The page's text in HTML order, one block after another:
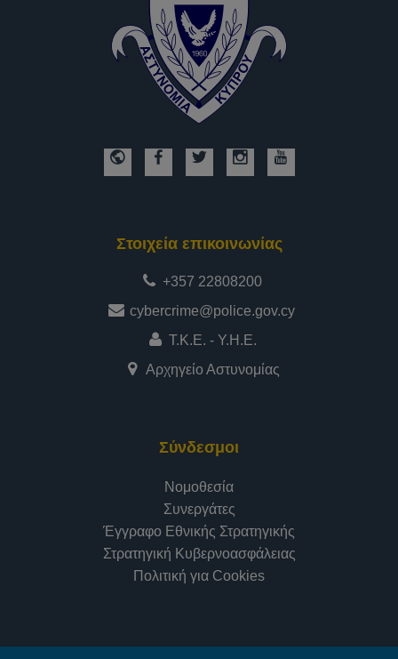
Στοιχεία επικοινωνίας
+357 22808200
cybercrime@police.gov.cy
Τ.Κ.Ε. - Υ.Η.Ε.
Αρχηγείο Αστυνομίας
Σύνδεσμοι
Νομοθεσία
Συνεργάτες
Έγγραφο Εθνικής Στρατηγικής
Στρατηγική Κυβερνοασφάλειας
Πολιτική για Cookies